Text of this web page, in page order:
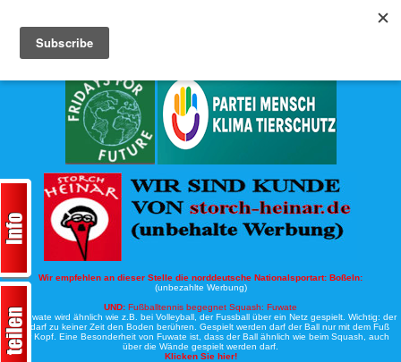
Wir empfehlen an dieser Stelle die norddeutsche Nationalsportart: Boßeln:
(unbezahlte Werbung)
UND: Fußballtennis begegnet Squash: Fuwate
Bei Fuwate wird ähnlich wie z.B. bei Volleyball, der Fussball über ein Netz gespielt. Wichtig: der
Ball darf zu keiner Zeit den Boden berühren. Gespielt werden darf der Ball nur mit dem Fuß
oder Kopf. Eine Besonderheit von Fuwate ist, dass der Ball ähnlich wie beim Squash, auch
über die Wände gespielt werden darf.
Klicken Sie hier!